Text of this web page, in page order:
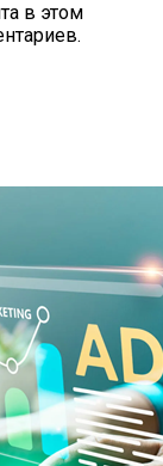
в этом